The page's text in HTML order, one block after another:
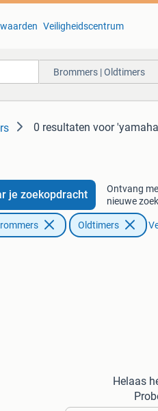
Veiligheidscentrum
Brommers | Oldtimers
0 resultaten voor
je zoekopdracht
Ontvang
nieuwe
Oldtimers
Helaas